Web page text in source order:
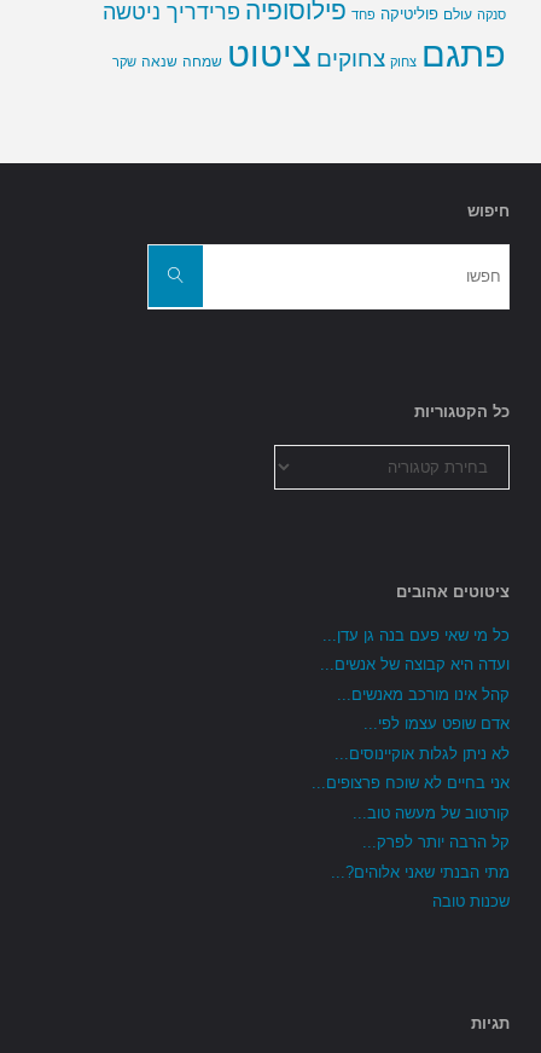
סנקה עולם פוליטיקה פחד פילוסופיה פרידריך ניטשה
פתגם צחוק צחוקים ציטוט שמחה שנאה שקר
חיפוש
חפשו
כל הקטגוריות
הקטגוריות
ציטוטים אהובים
כל מי שאי פעם בנה גן עדן...
ועדה היא קבוצה של אנשים...
קהל אינו מורכב מאנשים...
אדם שופט עצמו לפי...
לא ניתן לגלות אוקיינוסים...
אני בחיים לא שוכח פרצופים...
קורטוב של מעשה טוב...
קל הרבה יותר לפרק...
מתי הבנתי שאני אלוהים?...
שכנות טובה
תגיות